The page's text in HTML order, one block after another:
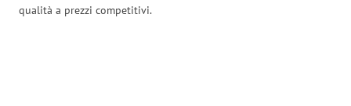
qualità a prezzi competitivi.